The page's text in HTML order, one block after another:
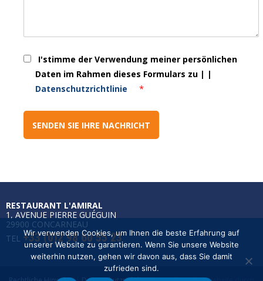
I'stimme der Verwendung meiner persönlichen
Daten im Rahmen dieses Formulars zu | |
Datenschutzrichtlinie
*
RESTAURANT L'AMIRAL
1, AVENUE PIERRE GUÉGUIN
29900 CONCARNEAU
TEL +33 (0)2 98 60 55 23
Wir verwenden Cookies, um Ihnen die beste Erfahrung auf
unserer Website zu garantieren. Wenn Sie unsere Website
weiterhin nutzen, gehen wir davon aus, dass Sie damit
zufrieden sind.